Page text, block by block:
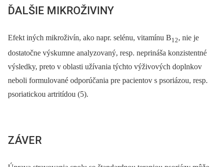
ĎALŠIE MIKROŽIVINY
Efekt iných mikroživín, ako napr. selénu, vitamínu B12, nie je
dostatočne výskumne analyzovaný, resp. neprináša konzistentné
výsledky, preto v oblasti užívania týchto výživových doplnkov
neboli formulované odporúčania pre pacientov s psoriázou, resp.
psoriatickou artritídou (5).
ZÁVER